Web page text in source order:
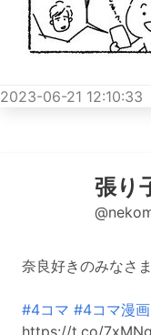
2023-06-21 12:10:33
張り
奈良好きのみなさ
#4コマ #4コマ漫画